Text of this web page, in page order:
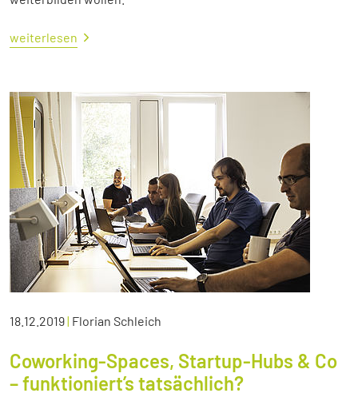
weiterlesen
18.12.2019| Florian Schleich
Coworking-Spaces, Startup-Hubs & Co
– funktioniert’s tatsächlich?